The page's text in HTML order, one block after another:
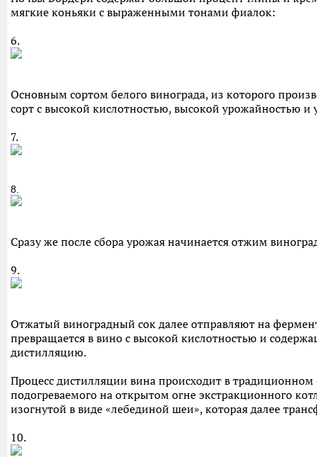
мягкие коньяки с выраженными тонами фиалок:
6.
Основным сортом белого винограда, из которого
сорт с высокой кислотностью, высокой урожайностью и
7.
8.
Сразу же после сбора урожая начинается отжим
9.
Отжатый виноградный сок далее отправляют на
превращается в вино с высокой кислотностью и
дистилляцию.
Процесс дистилляции вина происходит в
подогреваемого на открытом огне экстракционного
изогнутой в виде «лебединой шеи», которая далее
10.